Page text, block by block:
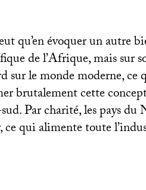
qu’en évoquer un autre
de l’Afrique, mais sur
sur le monde moderne,
brutalement cette
Par charité, les pays du
ce qui alimente toute